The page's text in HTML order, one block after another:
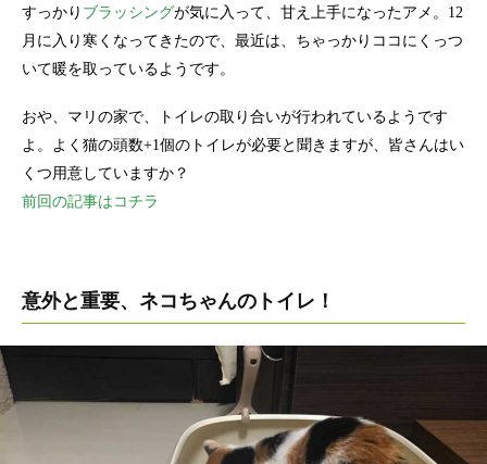
すっかり ブラッシングが気に入って、甘え上手になったアメ。12
月に入り寒くなってきたので、最近は、ちゃっかりココにくっつ
いて暖を取っているようです。
おや、マリの家で、トイレの取り合いが行われているようです
よ。よく猫の頭数+1個のトイレが必要と聞きますが、皆さんはい
くつ用意していますか？
前回の記事はコチラ
意外と重要、ネコちゃんのトイレ！